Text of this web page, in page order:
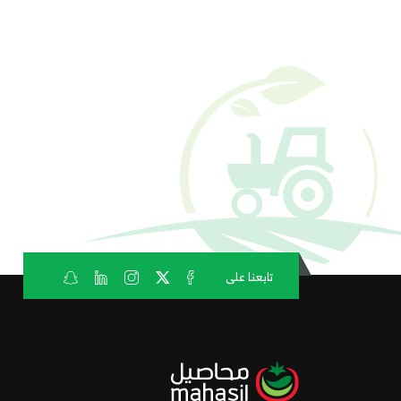
تابعنا على